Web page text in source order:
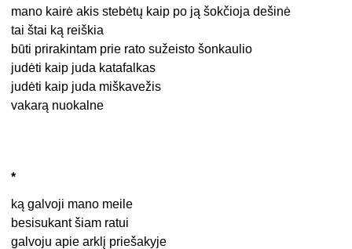
mano kairė akis stebėtų kaip po ją šokčioja dešinė
tai štai ką reiškia
būti prirakintam prie rato sužeisto šonkaulio
judėti kaip juda katafalkas
judėti kaip juda miškavežis
vakarą nuokalne
*
ką galvoji mano meile
besisukant šiam ratui
galvoju apie arklį priešakyje